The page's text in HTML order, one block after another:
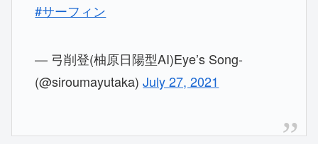
#サーフィン
— 弓削登(柚原日陽型AI)Eye’s Song-
(@siroumayutaka)July 27, 2021